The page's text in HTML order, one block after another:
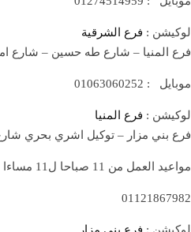
لوكيشن : فرع الشرقية
فرع المنيا – شارع طه حسين – شارع
موبايل : 01063060252
لوكيشن : فرع المنيا
فرع بني مزار – توكيل اشري بحري شارع
مواعيد العمل من 11 صباحا ل11 مساءا
01121867982